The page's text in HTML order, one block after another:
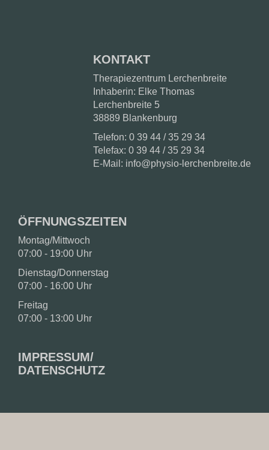
KONTAKT
Therapiezentrum Lerchenbreite
Inhaberin: Elke Thomas
Lerchenbreite 5
38889 Blankenburg
Telefon: 0 39 44 / 35 29 34
Telefax: 0 39 44 / 35 29 34
E-Mail: info@physio-lerchenbreite.de
ÖFFNUNGSZEITEN
Montag/Mittwoch
07:00 - 19:00 Uhr
Dienstag/Donnerstag
07:00 - 16:00 Uhr
Freitag
07:00 - 13:00 Uhr
IMPRESSUM/
DATENSCHUTZ